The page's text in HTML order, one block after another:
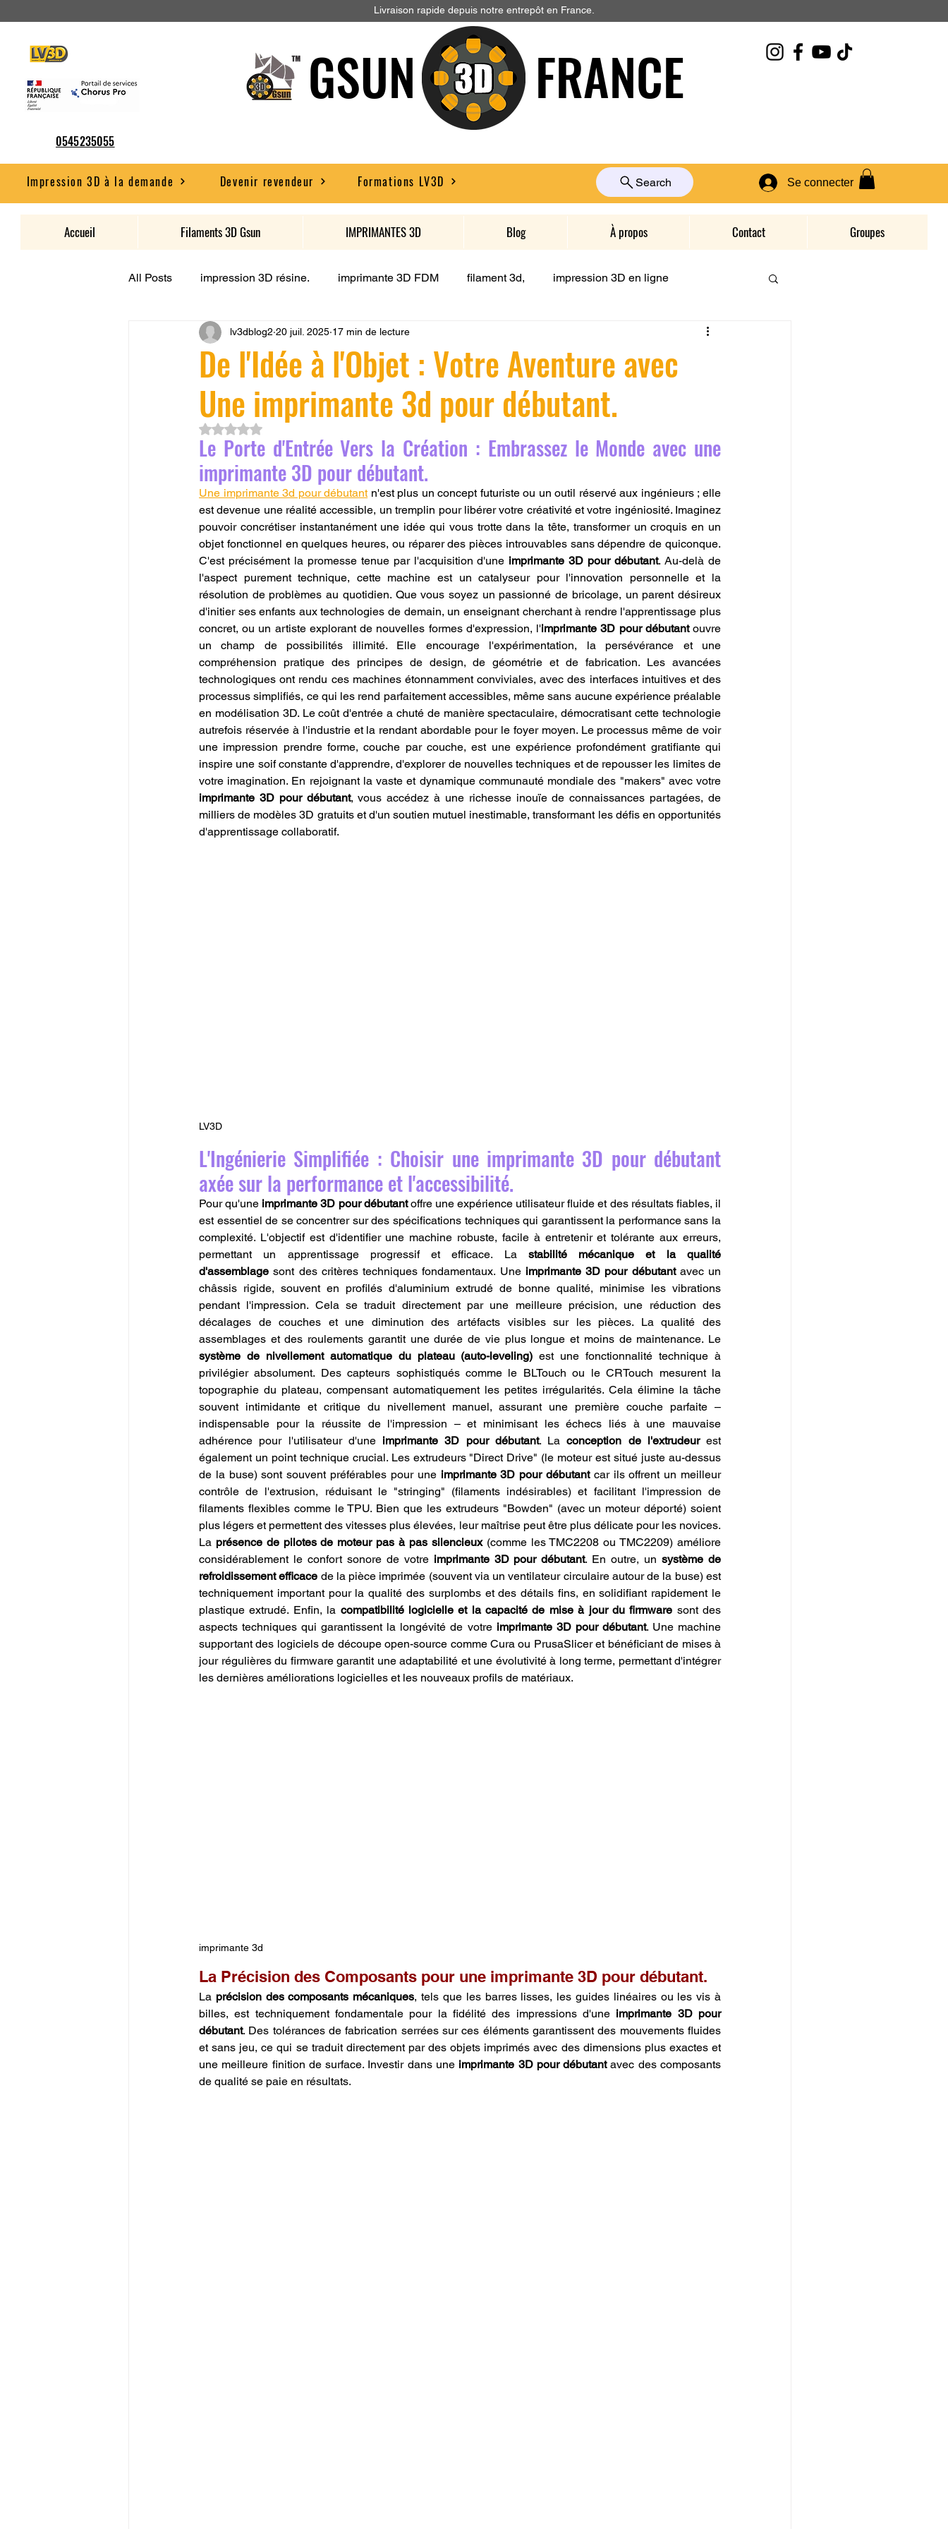
Livraison rapide depuis notre entrepôt en France.
0545235055
GSUN FRANCE
Impression 3D à la demande Devenir revendeur Formations LV3D Se connecter
Search
Accueil Filaments 3D Gsun IMPRIMANTES 3D Blog À propos Contact Groupes
All Posts impression 3D résine. imprimante 3D FDM filament 3d, impression 3D en ligne
CONCESSION LV3D JEU LV3D Formation
SCANNER 3D Formation à l'impression 3D CPF impression 3D à la demande
filament 3D Refaire une piece en 3D Filament PETG Filament ABS
Entretien imprimante 3D postraitement SNAPMAKER CRÉALITY SPARK X I7 CREALITY
Bambu Lab X2D fusion 360 fusion 360 Formation CREALITY PRINT
De l'Idée à l'Objet : Votre Aventure avec
Une imprimante 3d pour débutant.
lv3dblog2 20 juil. 2025 17 min de lecture
Noté NaN étoiles sur 5.
Le Porte d'Entrée Vers la Création : Embrassez le Monde avec une
imprimante 3D pour débutant.
Une imprimante 3d pour débutant n'est plus un concept futuriste ou un outil réservé aux ingénieurs ; elle
est devenue une réalité accessible, un tremplin pour libérer votre créativité et votre ingéniosité. Imaginez
pouvoir concrétiser instantanément une idée qui vous trotte dans la tête, transformer un croquis en un
objet fonctionnel en quelques heures, ou réparer des pièces introuvables sans dépendre de quiconque.
C'est précisément la promesse tenue par l'acquisition d'une imprimante 3D pour débutant. Au-delà de
l'aspect purement technique, cette machine est un catalyseur pour l'innovation personnelle et la
résolution de problèmes au quotidien. Que vous soyez un passionné de bricolage, un parent désireux
d'initier ses enfants aux technologies de demain, un enseignant cherchant à rendre l'apprentissage plus
concret, ou un artiste explorant de nouvelles formes d'expression, l'imprimante 3D pour débutant ouvre
un champ de possibilités illimité. Elle encourage l'expérimentation, la persévérance et une
compréhension pratique des principes de design, de géométrie et de fabrication. Les avancées
technologiques ont rendu ces machines étonnamment conviviales, avec des interfaces intuitives et des
processus simplifiés, ce qui les rend parfaitement accessibles, même sans aucune expérience préalable
en modélisation 3D. Le coût d'entrée a chuté de manière spectaculaire, démocratisant cette technologie
autrefois réservée à l'industrie et la rendant abordable pour le foyer moyen. Le processus même de voir
une impression prendre forme, couche par couche, est une expérience profondément gratifiante qui
inspire une soif constante d'apprendre, d'explorer de nouvelles techniques et de repousser les limites de
imprimante 3D pour débutant, vous accédez à une richesse inouïe de connaissances partagées, de
milliers de modèles 3D gratuits et d'un soutien mutuel inestimable, transformant les défis en opportunités
d'apprentissage collaboratif.
LV3D
L'Ingénierie Simplifiée : Choisir une imprimante 3D pour débutant
axée sur la performance et l'accessibilité.
Pour qu'une imprimante 3D pour débutant offre une expérience utilisateur fluide et des résultats fiables, il
est essentiel de se concentrer sur des spécifications techniques qui garantissent la performance sans la
complexité. L'objectif est d'identifier une machine robuste, facile à entretenir et tolérante aux erreurs,
permettant un apprentissage progressif et efficace. La stabilité mécanique et la qualité
d'assemblage sont des critères techniques fondamentaux. Une imprimante 3D pour débutant avec un
châssis rigide, souvent en profilés d'aluminium extrudé de bonne qualité, minimise les vibrations
pendant l'impression. Cela se traduit directement par une meilleure précision, une réduction des
décalages de couches et une diminution des artéfacts visibles sur les pièces. La qualité des
système de nivellement automatique du plateau (auto-leveling) est une fonctionnalité technique à
privilégier absolument. Des capteurs sophistiqués comme le BLTouch ou le CRTouch mesurent la
topographie du plateau, compensant automatiquement les petites irrégularités. Cela élimine la tâche
souvent intimidante et critique du nivellement manuel, assurant une première couche parfaite –
indispensable pour la réussite de l'impression – et minimisant les échecs liés à une mauvaise
adhérence pour l'utilisateur d'une imprimante 3D pour débutant. La conception de l'extrudeur est
également un point technique crucial. Les extrudeurs "Direct Drive" (le moteur est situé juste au-dessus
de la buse) sont souvent préférables pour une imprimante 3D pour débutant car ils offrent un meilleur
contrôle de l'extrusion, réduisant le "stringing" (filaments indésirables) et facilitant l'impression de
filaments flexibles comme le TPU. Bien que les extrudeurs "Bowden" (avec un moteur déporté) soient
plus légers et permettent des vitesses plus élevées, leur maîtrise peut être plus délicate pour les novices.
La présence de pilotes de moteur pas à pas silencieux (comme les TMC2208 ou TMC2209) améliore
considérablement le confort sonore de votre imprimante 3D pour débutant. En outre, un système de
refroidissement efficace de la pièce imprimée (souvent via un ventilateur circulaire autour de la buse) est
techniquement important pour la qualité des surplombs et des détails fins, en solidifiant rapidement le
plastique extrudé. Enfin, la compatibilité logicielle et la capacité de mise à jour du firmware sont des
aspects techniques qui garantissent la longévité de votre imprimante 3D pour débutant. Une machine
supportant des logiciels de découpe open-source comme Cura ou PrusaSlicer et bénéficiant de mises à
jour régulières du firmware garantit une adaptabilité et une évolutivité à long terme, permettant d'intégrer
les dernières améliorations logicielles et les nouveaux profils de matériaux.
imprimante 3d
La Précision des Composants pour une imprimante 3D pour débutant.
La précision des composants mécaniques, tels que les barres lisses, les guides linéaires ou les vis à
billes, est techniquement fondamentale pour la fidélité des impressions d'une imprimante 3D pour
débutant. Des tolérances de fabrication serrées sur ces éléments garantissent des mouvements fluides
et sans jeu, ce qui se traduit directement par des objets imprimés avec des dimensions plus exactes et
une meilleure finition de surface. Investir dans une imprimante 3D pour débutant avec des composants
de qualité se paie en résultats.